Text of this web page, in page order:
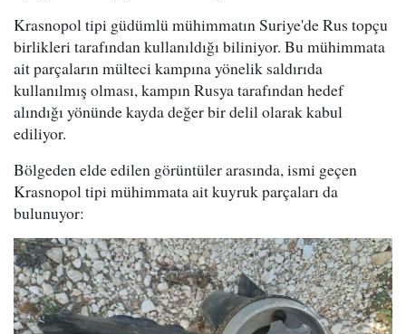
Krasnopol tipi güdümlü mühimmatın Suriye'de Rus topçu
birlikleri tarafından kullanıldığı biliniyor. Bu mühimmata
ait parçaların mülteci kampına yönelik saldırıda
kullanılmış olması, kampın Rusya tarafından hedef
alındığı yönünde kayda değer bir delil olarak kabul
ediliyor.
Bölgeden elde edilen görüntüler arasında, ismi geçen
Krasnopol tipi mühimmata ait kuyruk parçaları da
bulunuyor: